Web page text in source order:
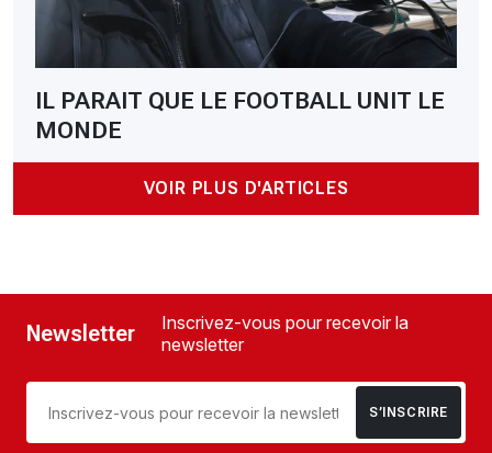
IL PARAIT QUE LE FOOTBALL UNIT LE
MONDE
VOIR PLUS D'ARTICLES
Newsletter
Inscrivez-vous pour recevoir la
newsletter
S’INSCRIRE